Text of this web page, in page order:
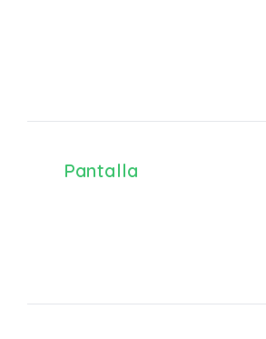
Pantalla